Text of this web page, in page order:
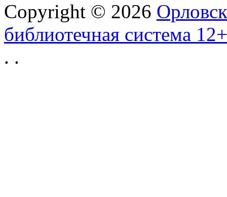
Copyright © 2026
библиотечная система 12+
. .